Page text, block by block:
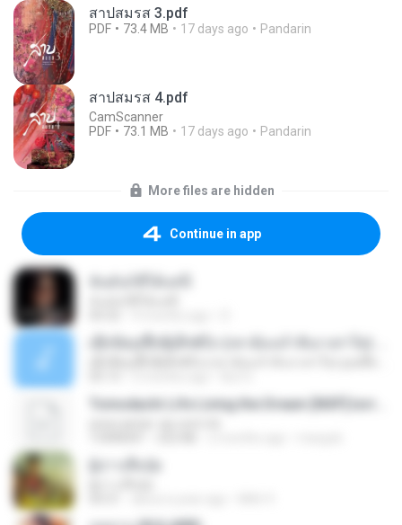
สาปสมรส 3.pdf
PDF 73.4 MB 17 days ago Pandarin
สาปสมรส 4.pdf
CamScanner
PDF
73.1 MB 17 days ago Pandarin
More files are hidden
Continue in app